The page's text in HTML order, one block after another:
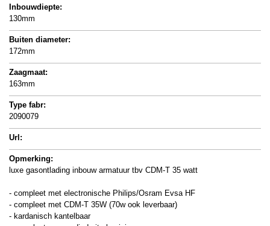
Inbouwdiepte:
130mm
Buiten diameter:
172mm
Zaagmaat:
163mm
Type fabr:
2090079
Url:
Opmerking:
luxe gasontlading inbouw armatuur tbv CDM-T 35 watt
- compleet met electronische Philips/Osram Evsa HF
- compleet met CDM-T 35W (70w ook leverbaar)
- kardanisch kantelbaar